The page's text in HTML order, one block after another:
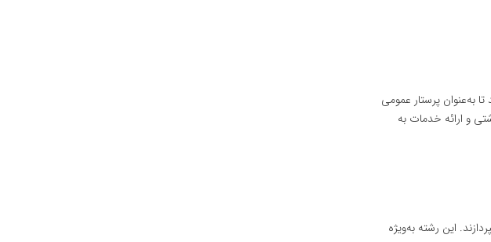
به‌عنوان پرستار عمومی
و ارائه خدمات به
این رشته به‌ویژه